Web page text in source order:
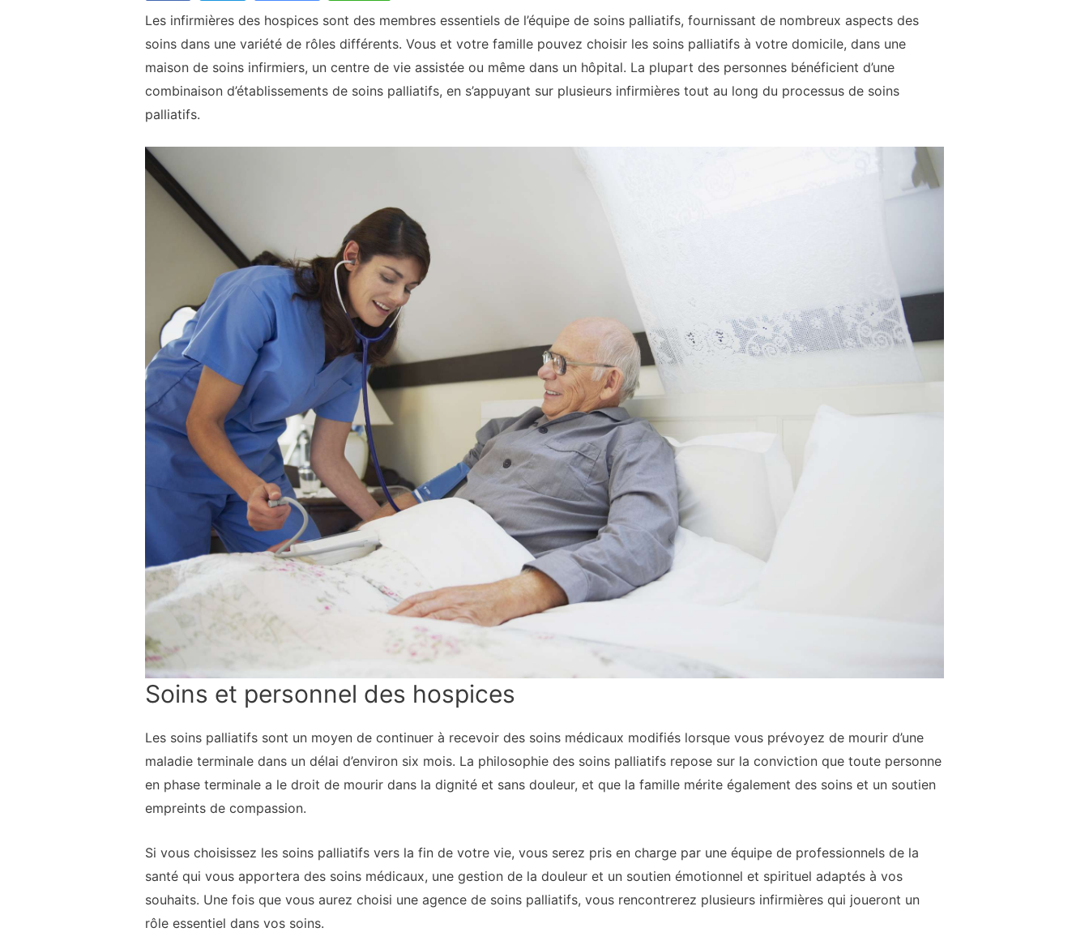
Les infirmières des hospices sont des membres essentiels de l’équipe de soins palliatifs, fournissant de nombreux aspects des
soins dans une variété de rôles différents. Vous et votre famille pouvez choisir les soins palliatifs à votre domicile, dans une
maison de soins infirmiers, un centre de vie assistée ou même dans un hôpital. La plupart des personnes bénéficient d’une
combinaison d’établissements de soins palliatifs, en s’appuyant sur plusieurs infirmières tout au long du processus de soins
palliatifs.
Soins et personnel des hospices
Les soins palliatifs sont un moyen de continuer à recevoir des soins médicaux modifiés lorsque vous prévoyez de mourir d’une
maladie terminale dans un délai d’environ six mois. La philosophie des soins palliatifs repose sur la conviction que toute personne
en phase terminale a le droit de mourir dans la dignité et sans douleur, et que la famille mérite également des soins et un soutien
empreints de compassion.
Si vous choisissez les soins palliatifs vers la fin de votre vie, vous serez pris en charge par une équipe de professionnels de la
santé qui vous apportera des soins médicaux, une gestion de la douleur et un soutien émotionnel et spirituel adaptés à vos
souhaits. Une fois que vous aurez choisi une agence de soins palliatifs, vous rencontrerez plusieurs infirmières qui joueront un
rôle essentiel dans vos soins.